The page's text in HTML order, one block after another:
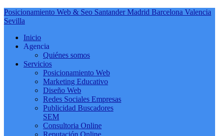
Posicionamiento Web & Seo Santander Madrid Barcelona Valencia
Sevilla
Inicio
Agencia
Quiénes somos
Servicios
Posicionamiento Web
Marketing Educativo
Diseño Web
Redes Sociales Empresas
Publicidad Buscadores
SEM
Consultoria Online
Reputación Online